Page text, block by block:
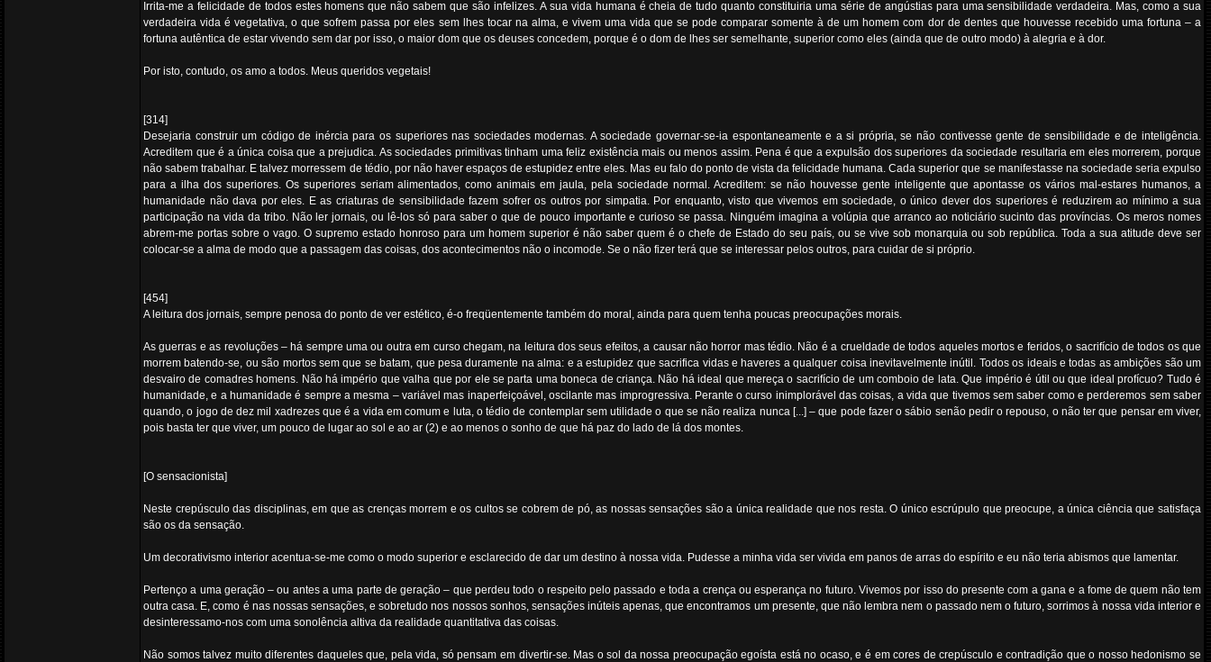
Irrita-me a felicidade de todos estes homens que não sabem que são infelizes. A sua vida humana é cheia de tudo quanto constituiria uma série de angústias para uma sensibilidade verdadeira. Mas, como a sua
verdadeira vida é vegetativa, o que sofrem passa por eles sem lhes tocar na alma, e vivem uma vida que se pode comparar somente à de um homem com dor de dentes que houvesse recebido uma fortuna – a
fortuna autêntica de estar vivendo sem dar por isso, o maior dom que os deuses concedem, porque é o dom de lhes ser semelhante, superior como eles (ainda que de outro modo) à alegria e à dor.
Por isto, contudo, os amo a todos. Meus queridos vegetais!
[314]
Desejaria construir um código de inércia para os superiores nas sociedades modernas. A sociedade governar-se-ia espontaneamente e a si própria, se não contivesse gente de sensibilidade e de inteligência.
Acreditem que é a única coisa que a prejudica. As sociedades primitivas tinham uma feliz existência mais ou menos assim. Pena é que a expulsão dos superiores da sociedade resultaria em eles morrerem, porque
não sabem trabalhar. E talvez morressem de tédio, por não haver espaços de estupidez entre eles. Mas eu falo do ponto de vista da felicidade humana. Cada superior que se manifestasse na sociedade seria expulso
para a ilha dos superiores. Os superiores seriam alimentados, como animais em jaula, pela sociedade normal. Acreditem: se não houvesse gente inteligente que apontasse os vários mal-estares humanos, a
humanidade não dava por eles. E as criaturas de sensibilidade fazem sofrer os outros por simpatia. Por enquanto, visto que vivemos em sociedade, o único dever dos superiores é reduzirem ao mínimo a sua
participação na vida da tribo. Não ler jornais, ou lê-los só para saber o que de pouco importante e curioso se passa. Ninguém imagina a volúpia que arranco ao noticiário sucinto das províncias. Os meros nomes
abrem-me portas sobre o vago. O supremo estado honroso para um homem superior é não saber quem é o chefe de Estado do seu país, ou se vive sob monarquia ou sob república. Toda a sua atitude deve ser
colocar-se a alma de modo que a passagem das coisas, dos acontecimentos não o incomode. Se o não fizer terá que se interessar pelos outros, para cuidar de si próprio.
[454]
A leitura dos jornais, sempre penosa do ponto de ver estético, é-o freqüentemente também do moral, ainda para quem tenha poucas preocupações morais.
As guerras e as revoluções – há sempre uma ou outra em curso chegam, na leitura dos seus efeitos, a causar não horror mas tédio. Não é a crueldade de todos aqueles mortos e feridos, o sacrifício de todos os que
morrem batendo-se, ou são mortos sem que se batam, que pesa duramente na alma: e a estupidez que sacrifica vidas e haveres a qualquer coisa inevitavelmente inútil. Todos os ideais e todas as ambições são um
desvairo de comadres homens. Não há império que valha que por ele se parta uma boneca de criança. Não há ideal que mereça o sacrifício de um comboio de lata. Que império é útil ou que ideal profícuo? Tudo é
humanidade, e a humanidade é sempre a mesma – variável mas inaperfeiçoável, oscilante mas improgressiva. Perante o curso inimplorável das coisas, a vida que tivemos sem saber como e perderemos sem saber
quando, o jogo de dez mil xadrezes que é a vida em comum e luta, o tédio de contemplar sem utilidade o que se não realiza nunca [...] – que pode fazer o sábio senão pedir o repouso, o não ter que pensar em viver,
pois basta ter que viver, um pouco de lugar ao sol e ao ar (2) e ao menos o sonho de que há paz do lado de lá dos montes.
[O sensacionista]
Neste crepúsculo das disciplinas, em que as crenças morrem e os cultos se cobrem de pó, as nossas sensações são a única realidade que nos resta. O único escrúpulo que preocupe, a única ciência que satisfaça
são os da sensação.
Um decorativismo interior acentua-se-me como o modo superior e esclarecido de dar um destino à nossa vida. Pudesse a minha vida ser vivida em panos de arras do espírito e eu não teria abismos que lamentar.
Pertenço a uma geração – ou antes a uma parte de geração – que perdeu todo o respeito pelo passado e toda a crença ou esperança no futuro. Vivemos por isso do presente com a gana e a fome de quem não tem
outra casa. E, como é nas nossas sensações, e sobretudo nos nossos sonhos, sensações inúteis apenas, que encontramos um presente, que não lembra nem o passado nem o futuro, sorrimos à nossa vida interior e
desinteressamo-nos com uma sonolência altiva da realidade quantitativa das coisas.
Não somos talvez muito diferentes daqueles que, pela vida, só pensam em divertir-se. Mas o sol da nossa preocupação egoísta está no ocaso, e é em cores de crepúsculo e contradição que o nosso hedonismo se